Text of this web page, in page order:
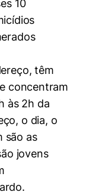
10
têm
concentram
às 2h da
o dia, o
são as
jovens